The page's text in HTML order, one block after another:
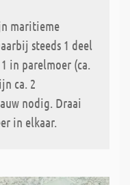
maritieme
steeds 1 deel
in parelmoer (ca.
ca. 2
nodig. Draai
in elkaar.